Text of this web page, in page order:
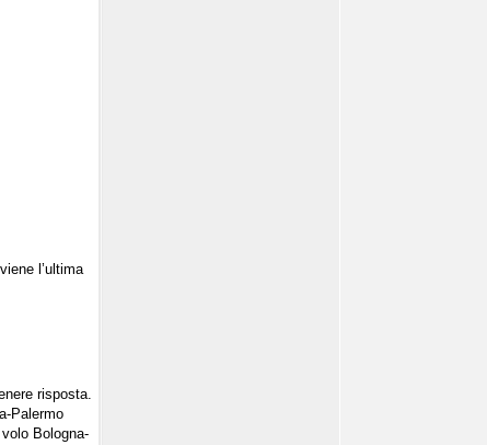
l’ultima
risposta.
Palermo
Bologna-